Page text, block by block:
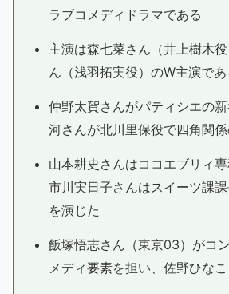
ラブコメディドラマである
主演は森七菜さん（井上樹木
ん（浅羽拓実役）のW主演であ
仲野太賀さんがパティシエの
河さんが北川里保役で四角関
山本耕史さんはココエブリィ専
市川実日子さんはスイーツ課
を演じた
飯塚悟志さん（東京03）がコ
メディ要素を担い、佐野ひな